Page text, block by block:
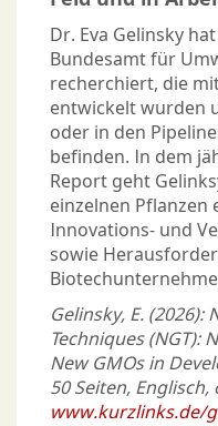
Dr. Eva Gelinsky
Bundesamt für
recherchiert, die
entwickelt wurden
oder in den
befinden. In dem
Report geht
einzelnen
Innovations- und
sowie
Gelinsky, E.
Techniques (NGT):
New GMOs in
50 Seiten, Englisch,
www.kurzlinks.de/